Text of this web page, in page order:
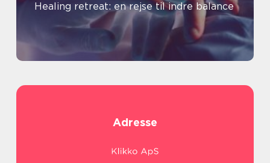
Healing retreat: en rejse til indre balance
Adresse